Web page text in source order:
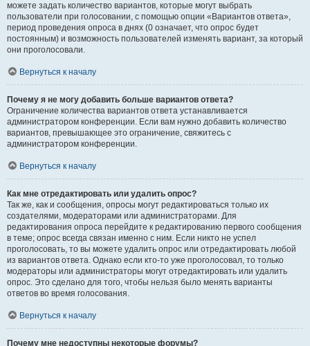
можете задать количество вариантов, которые могут выбрать
пользователи при голосовании, с помощью опции «Вариантов ответа»,
период проведения опроса в днях (0 означает, что опрос будет
постоянным) и возможность пользователей изменять вариант, за который
они проголосовали.
Вернуться к началу
Почему я не могу добавить больше вариантов ответа?
Ограничение количества вариантов ответа устанавливается
администратором конференции. Если вам нужно добавить количество
вариантов, превышающее это ограничение, свяжитесь с
администратором конференции.
Вернуться к началу
Как мне отредактировать или удалить опрос?
Так же, как и сообщения, опросы могут редактироваться только их
создателями, модераторами или администраторами. Для
редактирования опроса перейдите к редактированию первого сообщения
в теме; опрос всегда связан именно с ним. Если никто не успел
проголосовать, то вы можете удалить опрос или отредактировать любой
из вариантов ответа. Однако если кто-то уже проголосовал, то только
модераторы или администраторы могут отредактировать или удалить
опрос. Это сделано для того, чтобы нельзя было менять варианты
ответов во время голосования.
Вернуться к началу
Почему мне недоступны некоторые форумы?